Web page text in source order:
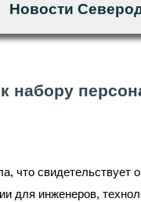
Новости
набору
что свидетельствует
для инженеров,